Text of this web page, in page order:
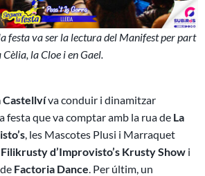
festa va ser la lectura del Manifest per part
la Cloe i en Gael.
Castellvíva conduir i dinamitzar
festa que va comptar amb la rua de La
, les Mascotes Plusi i Marraquet
Filikrusty d’Improvisto’s Krusty Show i
Factoria Dance. Per últim, un